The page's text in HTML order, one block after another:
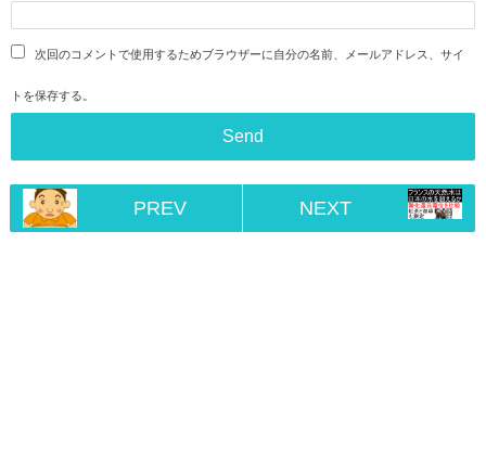
次回のコメントで使用するためブラウザーに自分の名前、メールアドレス、サイ
トを保存する。
PREV NEXT